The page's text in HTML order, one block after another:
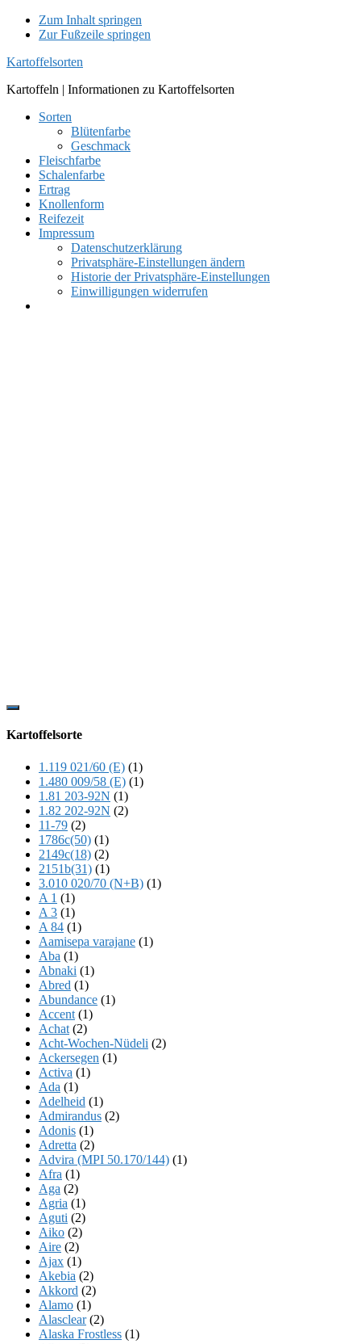
Zum Inhalt springen
Zur Fußzeile springen
Kartoffelsorten
Kartoffeln | Informationen zu Kartoffelsorten
Sorten
Blütenfarbe
Geschmack
Fleischfarbe
Schalenfarbe
Ertrag
Knollenform
Reifezeit
Impressum
Datenschutzerklärung
Privatsphäre-Einstellungen ändern
Historie der Privatsphäre-Einstellungen
Einwilligungen widerrufen
Show
Content
Kartoffelsorte
1.119 021/60 (E) (1)
1.480 009/58 (E) (1)
1.81 203-92N (1)
1.82 202-92N (2)
11-79 (2)
1786c(50) (1)
2149c(18) (2)
2151b(31) (1)
3.010 020/70 (N+B) (1)
A 1 (1)
A 3 (1)
A 84 (1)
Aamisepa varajane (1)
Aba (1)
Abnaki (1)
Abred (1)
Abundance (1)
Accent (1)
Achat (2)
Acht-Wochen-Nüdeli (2)
Ackersegen (1)
Activa (1)
Ada (1)
Adelheid (1)
Admirandus (2)
Adonis (1)
Adretta (2)
Advira (MPI 50.170/144) (1)
Afra (1)
Aga (2)
Agria (1)
Aguti (2)
Aiko (2)
Aire (2)
Ajax (1)
Akebia (2)
Akkord (2)
Alamo (1)
Alasclear(2)
Alaska Frostless (1)